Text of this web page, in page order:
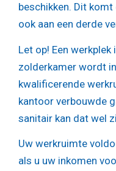
beschikken. Dit
ook aan een derde
Let op! Een werkplek
zolderkamer wordt
kwalificerende
kantoor verbouwde
sanitair kan dat wel
Uw werkruimte
als u uw inkomen